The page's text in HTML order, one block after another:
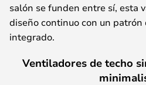
salón se funden entre sí, esta
diseño continuo con un
integrado.
Ventiladores de techo